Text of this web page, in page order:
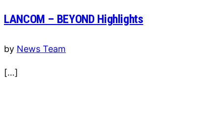
LANCOM – BEYOND Highlights
by News Team
[…]